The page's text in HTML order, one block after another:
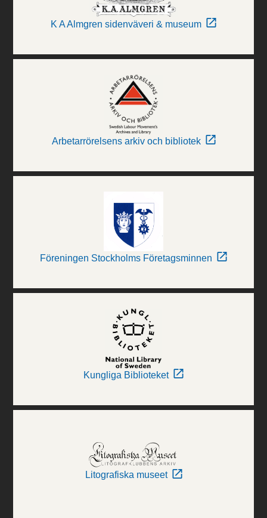
K A Almgren sidenväveri & museum
Arbetarrörelsens arkiv och bibliotek
Föreningen Stockholms Företagsminnen
Kungliga Biblioteket
Litografiska museet